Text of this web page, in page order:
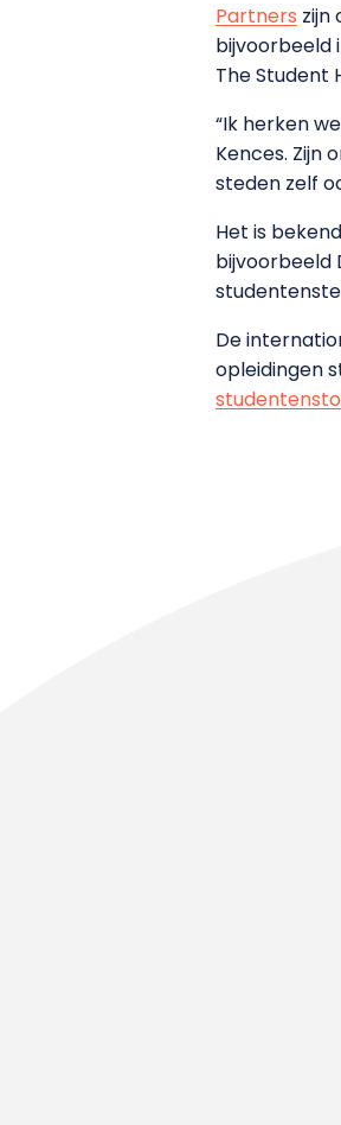
Partners zijn
bijvoorbeeld
The Student
“Ik herken
Kences. Zijn
steden zelf
Het is
bijvoorbeeld
De
opleidingen